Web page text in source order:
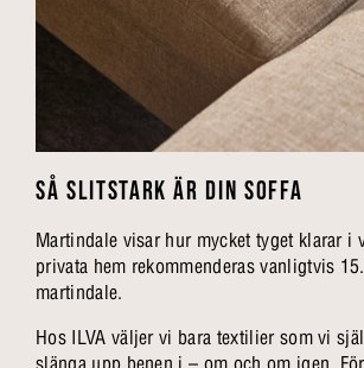
SÅ SLITSTARK ÄR DIN SOFFA
Martindale visar hur mycket tyget klarar i
privata hem rekommenderas vanligtvis
martindale.
Hos ILVA väljer vi bara textilier som vi
slänga upp benen i – om och om igen.